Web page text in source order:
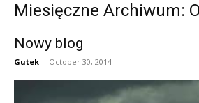
Miesięczne Archiwum:
Nowy blog
Gutek - October 30, 2014